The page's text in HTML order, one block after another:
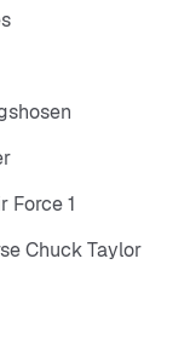
Force 1
Chuck Taylor